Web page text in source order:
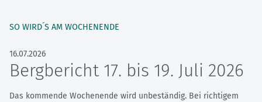
SO WIRD´S AM WOCHENENDE
16.07.2026
Bergbericht 17. bis 19. Juli 2026
Das kommende Wochenende wird unbeständig. Bei richtigem